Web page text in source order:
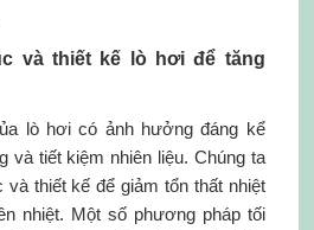
và thiết kế lò hơi để tăng
lò hơi có ảnh hưởng đáng kể
và tiết kiệm nhiên liệu. Chúng ta
thiết kế để giảm tổn thất nhiệt
nhiệt. Một số phương pháp tối